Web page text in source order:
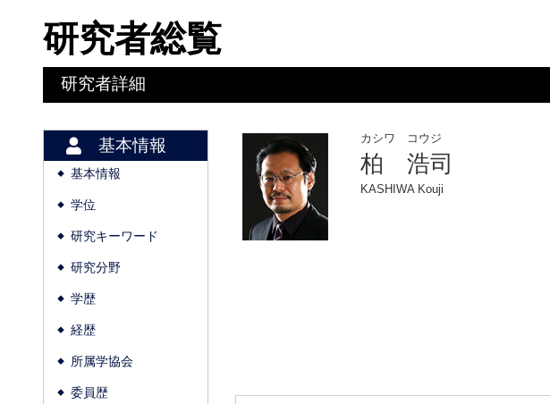
研究者総覧
研究者詳細
基本情報
◆ 基本情報
◆ 学位
◆ 研究キーワード
◆ 研究分野
◆ 学歴
◆ 経歴
◆ 所属学協会
◆ 委員歴
カシワ コウジ
柏 浩司
KASHIWA Kouji